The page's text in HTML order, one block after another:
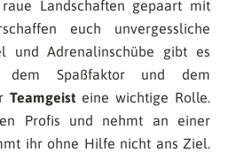
Landschaften gepaart mit
euch unvergessliche
und Adrenalinschübe gibt es
Spaßfaktor und dem
Teamgeist eine wichtige Rolle.
Profis und nehmt an einer
ihr ohne Hilfe nicht ans Ziel.